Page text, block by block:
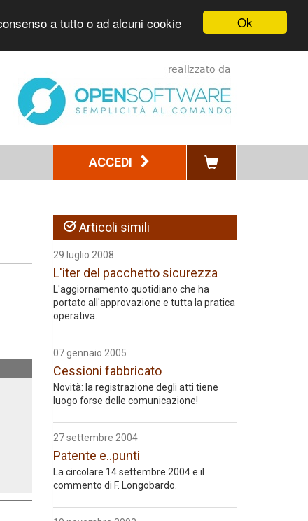
Ok
a tutto o ad alcuni cookie
ACCEDI
Articoli simili
29 luglio 2008
L'iter del pacchetto sicurezza
L'aggiornamento quotidiano che ha
portato all'approvazione e tutta la pratica
operativa.
07 gennaio 2005
Cessioni fabbricato
Novità: la registrazione degli atti tiene
luogo forse delle comunicazione!
27 settembre 2004
Patente e..punti
La circolare 14 settembre 2004 e il
commento di F. Longobardo.